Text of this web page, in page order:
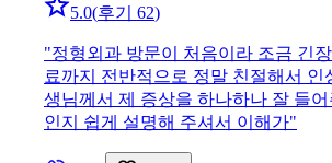
5.0(후기 62)
"정형외과 방문이 처음이라 조금 긴
료까지 전반적으로 정말 친절해서 인
생님께서 제 증상을 하나하나 잘 들어
인지 쉽게 설명해 주셔서 이해가"